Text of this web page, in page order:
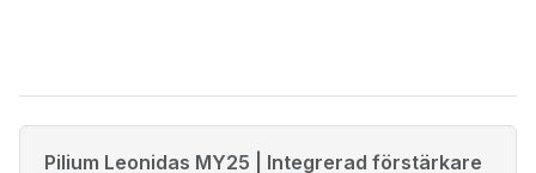
Pilium Leonidas MY25 | Integrerad förstärkare